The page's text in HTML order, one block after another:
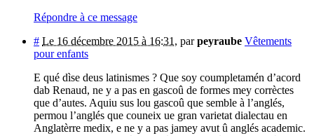
Répondre à ce message
# Le 16 décembre 2015 à 16:31 , parpeyraube Vêtements
pour enfants
E qué dìse deus latinismes ? Que soy coumpletamén d’acord
dab Renaud, ne y a pas en gascoû de formes mey corrèctes
que d’autes. Aquiu sus lou gascoû que semble à l’anglés,
permou l’anglés que couneix ue gran varietat dialectau en
Anglatèrre medix, e ne y a pas jamey avut û anglés academic.